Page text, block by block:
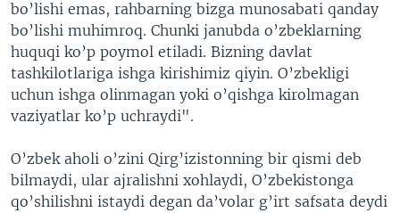
bo’lishi emas, rahbarning bizga munosabati qanday
bo’lishi muhimroq. Chunki janubda o’zbeklarning
huquqi ko’p poymol etiladi. Bizning davlat
tashkilotlariga ishga kirishimiz qiyin. O’zbekligi
uchun ishga olinmagan yoki o’qishga kirolmagan
vaziyatlar ko’p uchraydi".
O’zbek aholi o’zini Qirg’izistonning bir qismi deb
bilmaydi, ular ajralishni xohlaydi, O’zbekistonga
qo’shilishni istaydi degan da’volar g’irt safsata deydi